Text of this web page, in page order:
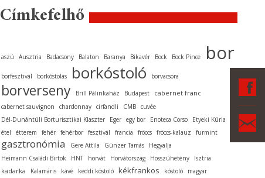
Címkefelhő
aszú Ausztria Badacsony Balaton Baranya Bikavér Bock Bock Pince bor
borfesztivál borkóstolás borkóstoló borvacsora
borverseny Brill Pálinkaház Budapest cabernet franc
cabernet sauvignon chardonnay cirfandli CMB cuvée
Dél-Dunántúli Borturisztikai Klaszter
Eger egy bor Enoteca Corso
Etyeki Kúria
étel
étterem fehér fehérbor fesztivál francia fröccs fröccs-kalauz furmint
gasztronómia Gere Attila Günzer Tamás
Hegyalja
Heimann Családi Birtok
HNT horvát Horvátország Hosszúhetény Isztria
kadarka Kalamáris kávé keddi kóstoló kékfrankos kóstoló
magyar